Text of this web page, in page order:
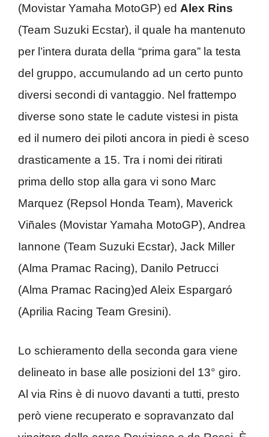
(Movistar Yamaha MotoGP) ed Alex Rins
(Team Suzuki Ecstar), il quale ha mantenuto
per l’intera durata della “prima gara” la testa
del gruppo, accumulando ad un certo punto
diversi secondi di vantaggio. Nel frattempo
diverse sono state le cadute vistesi in pista
ed il numero dei piloti ancora in piedi è sceso
drasticamente a 15. Tra i nomi dei ritirati
prima dello stop alla gara vi sono Marc
Marquez (Repsol Honda Team), Maverick
Viñales (Movistar Yamaha MotoGP), Andrea
Iannone (Team Suzuki Ecstar), Jack Miller
(Alma Pramac Racing), Danilo Petrucci
(Alma Pramac Racing)ed Aleix Espargaró
(Aprilia Racing Team Gresini).
Lo schieramento della seconda gara viene
delineato in base alle posizioni del 13° giro.
Al via Rins è di nuovo davanti a tutti, presto
però viene recuperato e sopravanzato dal